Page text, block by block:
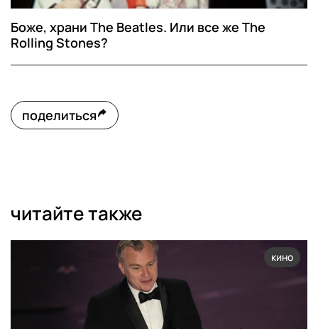
Боже, храни The Beatles. Или все же The
Rolling Stones?
поделиться
читайте также
кино